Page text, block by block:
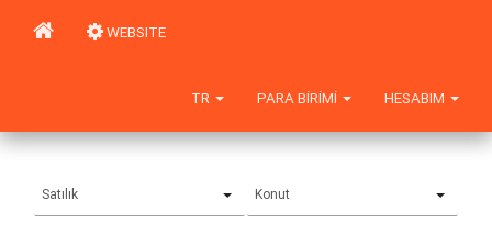
WEBSITE
HESABIM
PARA BIRIMI
TR
Satılık Konut